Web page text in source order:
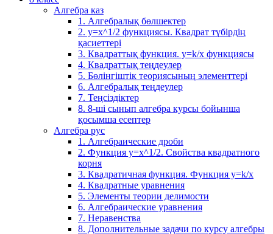
Алгебра каз
1. Алгебралық бөлшектер
2. у=х^1/2 функциясы. Квадрат түбірдің
қасиеттері
3. Квадраттық функция. у=k/x функциясы
4. Квадраттық теңдеулер
5. Бөлінгіштік теориясының элементтері
6. Алгебралық теңдеулер
7. Теңсіздіктер
8. 8-ші сынып алгебра курсы бойынша
қосымша есептер
Алгебра рус
1. Алгебраические дроби
2. Функция y=x^1/2. Свойства квадратного
корня
3. Квадратичная функция. Функция у=k/x
4. Квадратные уравнения
5. Элементы теории делимости
6. Алгебраические уравнения
7. Неравенства
8. Дополнительные задачи по курсу алгебры